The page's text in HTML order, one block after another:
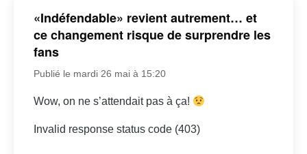
«Indéfendable» revient autrement… et
ce changement risque de surprendre les
fans
Publié le mardi 26 mai à 15:20
Wow, on ne s’attendait pas à ça!
Invalid response status code (403)